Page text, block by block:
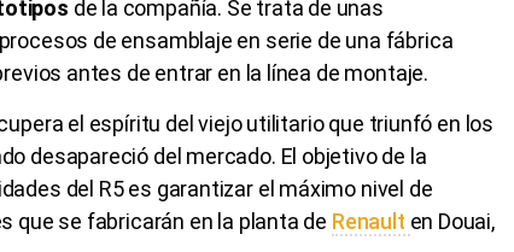
de la compañía. Se trata de unas
de ensamblaje en serie de una fábrica
antes de entrar en la línea de montaje.
el espíritu del viejo utilitario que triunfó en los
desapareció del mercado. El objetivo de la
del R5 es garantizar el máximo nivel de
que se fabricarán en la planta de Renault en Douai,